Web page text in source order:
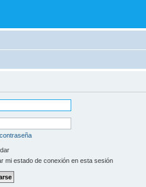
mi estado de conexión en esta sesión